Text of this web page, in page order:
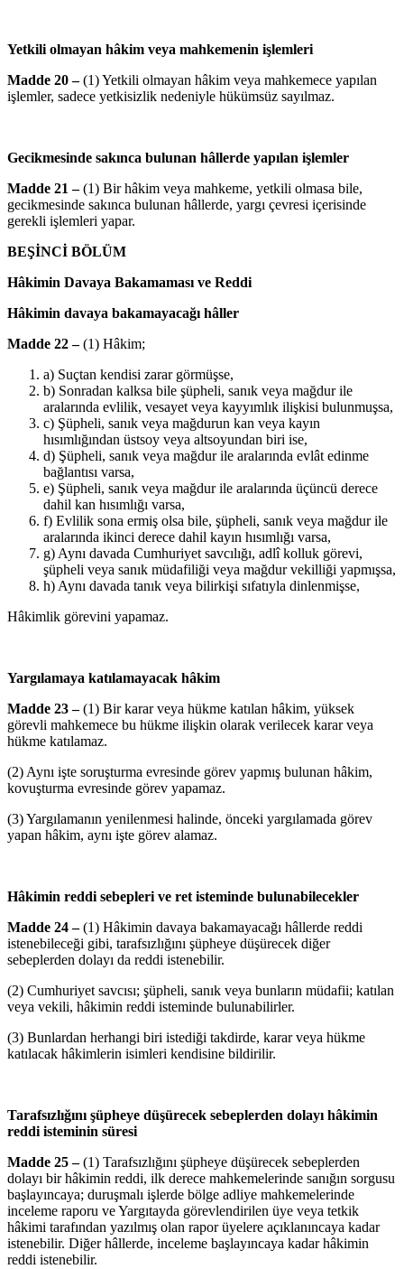
Yetkili olmayan hâkim veya mahkemenin işlemleri
Madde 20 –(1) Yetkili olmayan hâkim veya mahkemece yapılan
işlemler, sadece yetkisizlik nedeniyle hükümsüz sayılmaz.
Gecikmesinde sakınca bulunan hâllerde yapılan işlemler
Madde 21 –(1) Bir hâkim veya mahkeme, yetkili olmasa bile,
gecikmesinde sakınca bulunan hâllerde, yargı çevresi içerisinde
gerekli işlemleri yapar.
BEŞİNCİ BÖLÜM
Hâkimin Davaya Bakamaması ve Reddi
Hâkimin davaya bakamayacağı hâller
Madde 22 –(1) Hâkim;
a) Suçtan kendisi zarar görmüşse,
b) Sonradan kalksa bile şüpheli, sanık veya mağdur ile
aralarında evlilik, vesayet veya kayyımlık ilişkisi bulunmuşsa,
c) Şüpheli, sanık veya mağdurun kan veya kayın
hısımlığından üstsoy veya altsoyundan biri ise,
d) Şüpheli, sanık veya mağdur ile aralarında evlât edinme
bağlantısı varsa,
e) Şüpheli, sanık veya mağdur ile aralarında üçüncü derece
dahil kan hısımlığı varsa,
f) Evlilik sona ermiş olsa bile, şüpheli, sanık veya mağdur ile
aralarında ikinci derece dahil kayın hısımlığı varsa,
g) Aynı davada Cumhuriyet savcılığı, adlî kolluk görevi,
şüpheli veya sanık müdafiliği veya mağdur vekilliği yapmışsa,
h) Aynı davada tanık veya bilirkişi sıfatıyla dinlenmişse,
Hâkimlik görevini yapamaz.
Yargılamaya katılamayacak hâkim
Madde 23 –(1) Bir karar veya hükme katılan hâkim, yüksek
görevli mahkemece bu hükme ilişkin olarak verilecek karar veya
hükme katılamaz.
(2) Aynı işte soruşturma evresinde görev yapmış bulunan hâkim,
kovuşturma evresinde görev yapamaz.
(3) Yargılamanın yenilenmesi halinde, önceki yargılamada görev
yapan hâkim, aynı işte görev alamaz.
Hâkimin reddi sebepleri ve ret isteminde bulunabilecekler
Madde 24 –(1) Hâkimin davaya bakamayacağı hâllerde reddi
istenebileceği gibi, tarafsızlığını şüpheye düşürecek diğer
sebeplerden dolayı da reddi istenebilir.
(2) Cumhuriyet savcısı; şüpheli, sanık veya bunların müdafii; katılan
veya vekili, hâkimin reddi isteminde bulunabilirler.
(3) Bunlardan herhangi biri istediği takdirde, karar veya hükme
katılacak hâkimlerin isimleri kendisine bildirilir.
Tarafsızlığını şüpheye düşürecek sebeplerden dolayı hâkimin
reddi isteminin süresi
Madde 25 –(1) Tarafsızlığını şüpheye düşürecek sebeplerden
dolayı bir hâkimin reddi, ilk derece mahkemelerinde sanığın sorgusu
başlayıncaya; duruşmalı işlerde bölge adliye mahkemelerinde
inceleme raporu ve Yargıtayda görevlendirilen üye veya tetkik
hâkimi tarafından yazılmış olan rapor üyelere açıklanıncaya kadar
istenebilir. Diğer hâllerde, inceleme başlayıncaya kadar hâkimin
reddi istenebilir.